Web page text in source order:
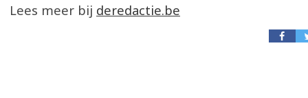
Lees meer bij deredactie.be